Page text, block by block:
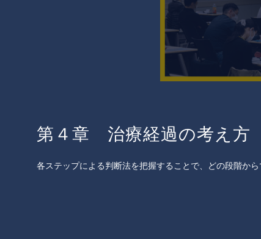
第４章 治療経過の考え方
各ステップによる判断法を把握することで、どの段階か